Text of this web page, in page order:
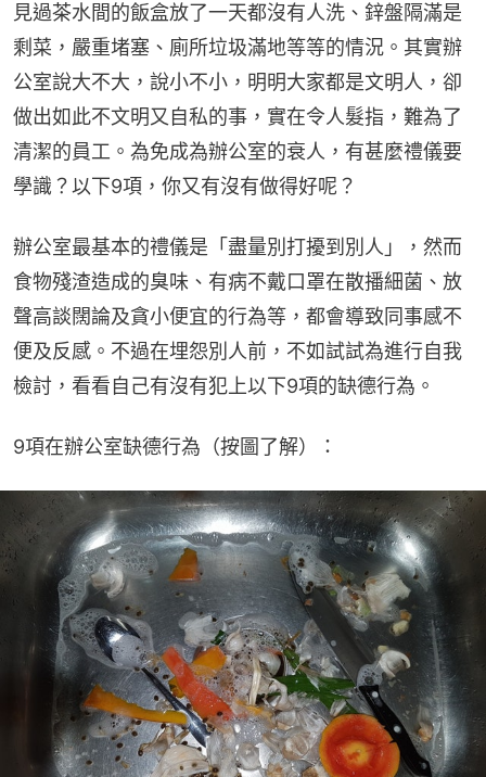
見過茶水間的飯盒放了一天都沒有人洗、鋅盤隔滿是
剩菜，嚴重堵塞、廁所垃圾滿地等等的情況。其實辦
公室說大不大，說小不小，明明大家都是文明人，卻
做出如此不文明又自私的事，實在令人髮指，難為了
清潔的員工。為免成為辦公室的衰人，有甚麼禮儀要
學識？以下9項，你又有沒有做得好呢？
辦公室最基本的禮儀是「盡量別打擾到別人」，然而
食物殘渣造成的臭味、有病不戴口罩在散播細菌、放
聲高談闊論及貪小便宜的行為等，都會導致同事感不
便及反感。不過在埋怨別人前，不如試試為進行自我
檢討，看看自己有沒有犯上以下9項的缺德行為。
9項在辦公室缺德行為（按圖了解）：